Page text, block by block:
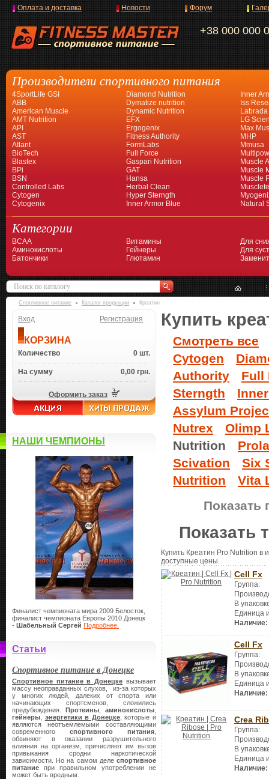
+38 000 000
Оплата и доставка Новости Форум
Производители спортивного питания
4SportLife GSI
ABB
American Muscle
AMT Nutrition
API
AST
Atlant
BioTech
Blastex
BPi
BSN
Controlled Labs
Cytogen
Cytogenix
Diamond Nutrition
Dymatize nutrition
Dynamic Nutrition
EFX
Ergogenix
Fitness Authority
FormLabs
Full Force
Gaspari Nutrition
GAT
Hansa
Herbal Clean
Hyper Sterngth
Inner Armor Blue
Inner
Iss
Labrada
LG
Max
MHP
Mmusa
Muscle
Muscle
Muscle
Natural
Категории
BCAA
Аминокислоты
Батончики
Витамины
Гейнеры
Глютамин
Для
Для
Спортивное питание Каталог продукции Креатин
Вход Регистрация
КОРЗИНА
Количество 0 шт.
На сумму 0,00 грн.
Оформить заказ
НАШИ ЧЕМПИОНЫ
Финалист чемпионата мира 2009 Белосток,
финалист чемпионата Европы 2010 Донецк
- Шабельный Сергей Подробнее.
Статьи
Спортивное питание в Донецке
Спортивное питание в Донецке вызывает
массу неоправданных слухов, из-за которых
у многих людей, далеких от спорта или
начинающих спортсменов, сложились
предубеждения. Протеины аминокислоты
гейнеры
энергетики в Донецке, которые и
являются неотъемлемыми составляющими
современного спортивного питания
обвиняют в оказании разрушительного
влияния на организм, причисляют им вызов
привыкания сродни наркотической
зависимости. Но на самом деле спортивное
питание при правильном употреблении не
может быть вредным.
Купить
Смотреть все
Cytogen
Authority
Full
Sterngth
Assylum
Nutrex
Olimp
Nutrition
Scivation
Six
Nutrition
Vita
Показать
Показать
Купить Креатин Pro Nutrition в
доступные цены.
Cell Fx
Группа:
В
Единица
Наличие:
Cell Fx
Группа:
В
Единица
Наличие:
Crea
Группа:
В
Единица
Наличие: